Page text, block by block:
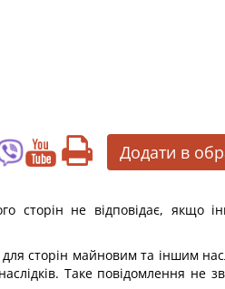
Додати в
сторін не відповідає, якщо
сторін майновим та іншим
Таке повідомлення не